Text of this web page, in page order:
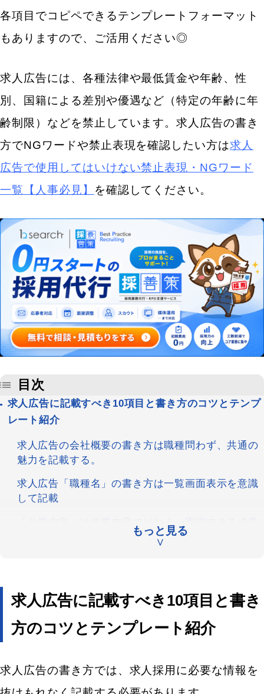
各項目でコピペできるテンプレートフォーマット
もありますので、ご活用ください◎
求人広告には、各種法律や最低賃金や年齢、性
別、国籍による差別や優遇など（特定の年齢に年
齢制限）などを禁止しています。求人広告の書き
方でNGワードや禁止表現を確認したい方は求人
広告で使用してはいけない禁止表現・NGワード
一覧【人事必見】
を確認してください。
目次
求人広告に記載すべき10項目と書き方のコツとテンプ
レート紹介
求人広告の会社概要の書き方は職種問わず、共通の
魅力を記載する。
求人広告「職種名」の書き方は一覧画面表示を意識
して記載
を記入し、入社後ギャップを生まないように注意す
ーゲットを絞って記載する
アパス（昇給）を記載
載する
「勤務時間」には残業時間と実働時間、休憩時間も
もっと見る
∨
求人広告に記載すべき10項目と書き
方のコツとテンプレート紹介
求人広告の書き方では、求人採用に必要な情報を